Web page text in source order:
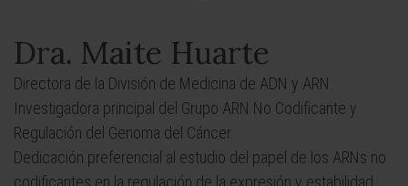
Dra. Maite Huarte
Directora de la División de Medicina de ADN y ARN.
Investigadora principal del Grupo ARN No Codificante y
Regulación del Genoma del Cáncer.
Dedicación preferencial al estudio del papel de los ARNs no
codificantes en la regulación de la expresión y estabilidad